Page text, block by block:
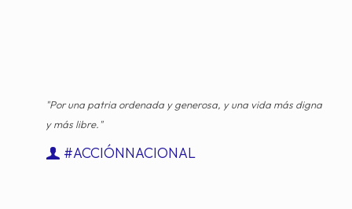
"Por una patria ordenada y generosa, y una vida más digna
y más libre."
#ACCIÓNNACIONAL